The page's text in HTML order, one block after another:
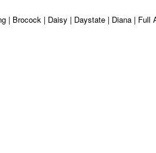
| Daisy | Daystate | Diana | Full